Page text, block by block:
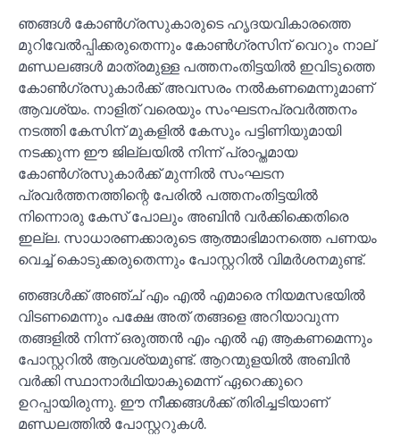
ഞങ്ങള്‍ കോണ്‍ഗ്രസുകാരുടെ ഹൃദയവികാരത്തെ
മുറിവേല്‍പ്പിക്കരുതെന്നും കോണ്‍ഗ്രസിന് വെറും നാല്
മണ്ഡലങ്ങള്‍ മാത്രമുള്ള പത്തനംതിട്ടയില്‍ ഇവിടുത്തെ
കോണ്‍ഗ്രസുകാര്‍ക്ക് അവസരം നല്‍കണമെന്നുമാണ്
ആവശ്യം. നാളിത് വരെയും സംഘടനപ്രവര്‍ത്തനം
നടത്തി കേസിന് മുകളില്‍ കേസും പട്ടിണിയുമായി
നടക്കുന്ന ഈ ജില്ലയില്‍ നിന്ന് പ്രാപ്തമായ
കോണ്‍ഗ്രസുകാര്‍ക്ക് മുന്നില്‍ സംഘടന
പ്രവര്‍ത്തനത്തിന്റെ പേരില്‍ പത്തനംതിട്ടയില്‍
നിന്നൊരു കേസ് പോലും അബിന്‍ വര്‍ക്കിക്കെതിരെ
ഇല്ല. സാധാരണക്കാരുടെ ആത്മാഭിമാനത്തെ പണയം
വെച്ച്‌ കൊടുക്കരുതെന്നും പോസ്റ്ററില്‍ വിമര്‍ശനമുണ്ട്.
ഞങ്ങള്‍ക്ക് അഞ്ച് എം എല്‍ എമാരെ നിയമസഭയില്‍
വിടണമെന്നും പക്ഷേ അത് തങ്ങളെ അറിയാവുന്ന
തങ്ങളില്‍ നിന്ന് ഒരുത്തന്‍ എം എല്‍ എ ആകണമെന്നും
പോസ്റ്ററില്‍ ആവശ്യമുണ്ട്. ആറന്മുളയില്‍ അബിന്‍
വര്‍ക്കി സ്ഥാനാര്‍ഥിയാകുമെന്ന് ഏറെക്കുറെ
ഉറപ്പായിരുന്നു. ഈ നീക്കങ്ങള്‍ക്ക് തിരിച്ചടിയാണ്
മണ്ഡലത്തില്‍ പോസ്റ്ററുകള്‍.